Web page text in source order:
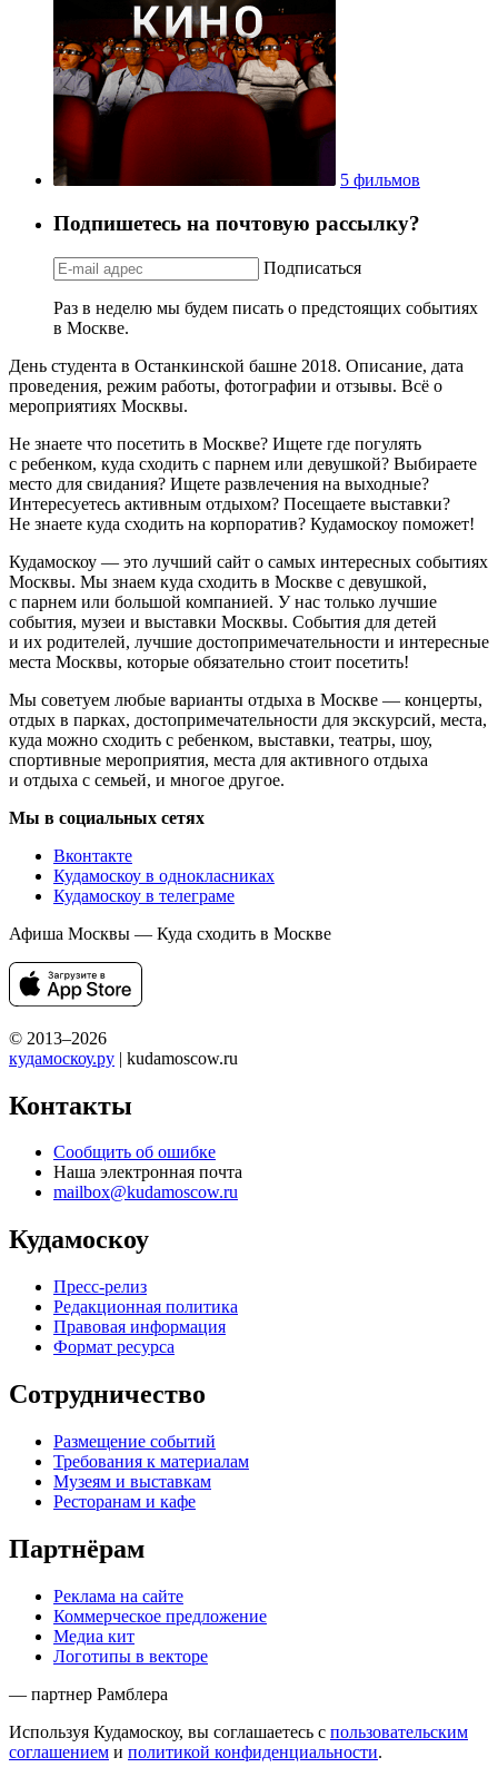
5 фильмов
Подпишетесь на почтовую рассылку?
Подписаться
Раз в неделю мы будем писать о предстоящих событиях
в Москве.
День студента в Останкинской башне 2018. Описание, дата
проведения, режим работы, фотографии и отзывы. Всё о
мероприятиях Москвы.
Не знаете что посетить в Москве? Ищете где погулять
с ребенком, куда сходить с парнем или девушкой? Выбираете
место для свидания? Ищете развлечения на выходные?
Интересуетесь активным отдыхом? Посещаете выставки?
Не знаете куда сходить на корпоратив? Кудамоскоу поможет!
Кудамоскоу — это лучший сайт о самых интересных событиях
Москвы. Мы знаем куда сходить в Москве с девушкой,
с парнем или большой компанией. У нас только лучшие
события, музеи и выставки Москвы. События для детей
и их родителей, лучшие достопримечательности и интересные
места Москвы, которые обязательно стоит посетить!
Мы советуем любые варианты отдыха в Москве — концерты,
отдых в парках, достопримечательности для экскурсий, места,
куда можно сходить с ребенком, выставки, театры, шоу,
спортивные мероприятия, места для активного отдыха
и отдыха с семьей, и многое другое.
Мы в социальных сетях
Вконтакте
Кудамоскоу в однокласниках
Кудамоскоу в телеграме
Афиша Москвы — Куда сходить в Москве
© 2013–2026
кудамоскоу.ру | kudamoscow.ru
Контакты
Сообщить об ошибке
Наша электронная почта
mailbox@kudamoscow.ru
Кудамоскоу
Пресс-релиз
Редакционная политика
Правовая информация
Формат ресурса
Сотрудничество
Размещение событий
Требования к материалам
Музеям и выставкам
Ресторанам и кафе
Партнёрам
Реклама на сайте
Коммерческое предложение
Медиа кит
Логотипы в векторе
— партнер Рамблера
Используя Кудамоскоу, вы соглашаетесь с пользовательским
соглашением и политикой конфиденциальности.